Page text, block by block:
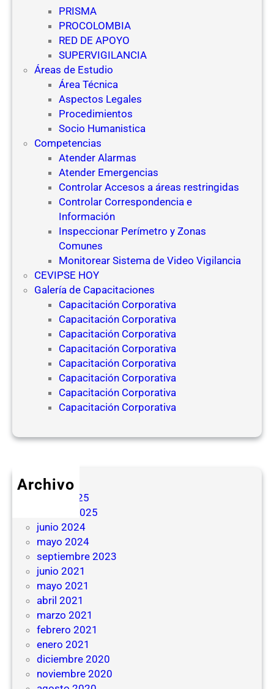
PRISMA
PROCOLOMBIA
RED DE APOYO
SUPERVIGILANCIA
Áreas de Estudio
Área Técnica
Aspectos Legales
Procedimientos
Socio Humanistica
Competencias
Atender Alarmas
Atender Emergencias
Controlar Accesos a áreas restringidas
Controlar Correspondencia e
Información
Inspeccionar Perímetro y Zonas
Comunes
Monitorear Sistema de Video Vigilancia
CEVIPSE HOY
Galería de Capacitaciones
Capacitación Corporativa
Capacitación Corporativa
Capacitación Corporativa
Capacitación Corporativa
Capacitación Corporativa
Capacitación Corporativa
Capacitación Corporativa
Capacitación Corporativa
Archivo
mayo 2025
febrero 2025
junio 2024
mayo 2024
septiembre 2023
junio 2021
mayo 2021
abril 2021
marzo 2021
febrero 2021
enero 2021
diciembre 2020
noviembre 2020